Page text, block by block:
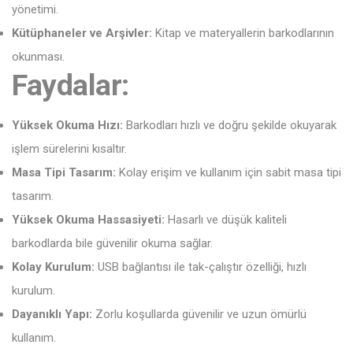
yönetimi.
Kütüphaneler ve Arşivler: Kitap ve materyallerin barkodlarının
okunması.
Faydalar:
Yüksek Okuma Hızı: Barkodları hızlı ve doğru şekilde okuyarak
işlem sürelerini kısaltır.
Masa Tipi Tasarım: Kolay erişim ve kullanım için sabit masa tipi
tasarım.
Yüksek Okuma Hassasiyeti: Hasarlı ve düşük kaliteli
barkodlarda bile güvenilir okuma sağlar.
Kolay Kurulum: USB bağlantısı ile tak-çalıştır özelliği, hızlı
kurulum.
Dayanıklı Yapı: Zorlu koşullarda güvenilir ve uzun ömürlü
kullanım.